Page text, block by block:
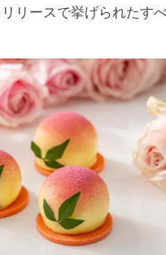
リースで挙げられたす